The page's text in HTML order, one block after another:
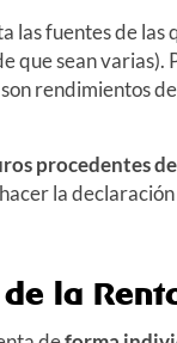
las fuentes de
que sean varias).
rendimientos
procedentes
la
la